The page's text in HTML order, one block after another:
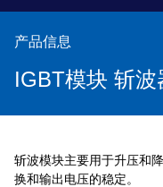
产品信息
IGBT模块 斩波
斩波模块主要用于升压和
换和输出电压的稳定。